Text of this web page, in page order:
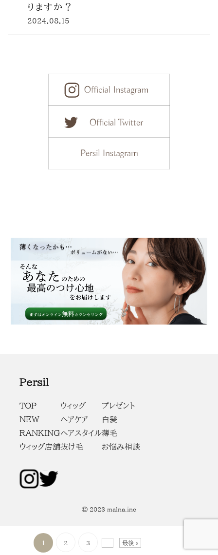
りますか？
2024.08.15
1 2 3 最後 »
Persil
TOP
NEW
RANKING
ウィッグ店舗
ウィッグ
ヘアケア
ヘアスタイル
抜け毛
プレゼント
白髪
薄毛
お悩み相談
© 2023 malna.inc